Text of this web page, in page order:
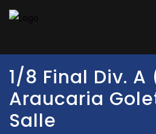
1/8 Final Div. A
Araucaria
Salle